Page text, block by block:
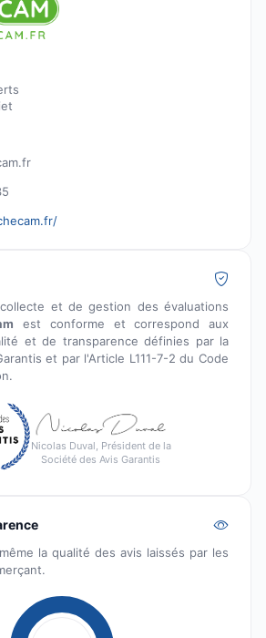
et de gestion des évaluations
est conforme et correspond aux
et de transparence définies par la
et par l'Article L111-7-2 du Code
Nicolas Duval, Président de la
Société des Avis Garantis
la qualité des avis laissés par les